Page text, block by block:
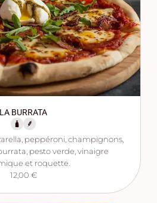
LA BURRATA
peppéroni, champignons,
pesto verde, vinaigre
et roquette.
12,00 €